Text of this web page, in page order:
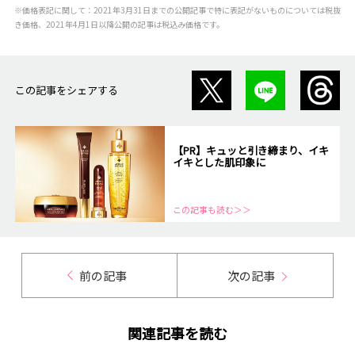
※価格表記に関して：2021年3月31日までの公開記事で特に表記がないものについては税抜
き価格、2021年4月1日以降公開の記事は税込み価格です。
この記事をシェアする
【PR】キュッと引き締まり、イキ
イキとした肌印象に
この記事も読む＞＞
前の記事 次の記事
関連記事を読む